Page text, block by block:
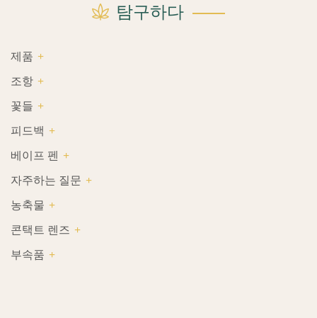
탐구하다
제품
조항
꽃들
피드백
베이프 펜
자주하는 질문
농축물
콘택트 렌즈
부속품